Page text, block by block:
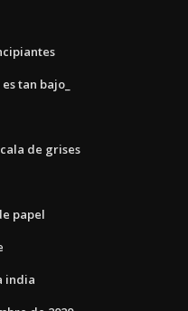
tan bajo_
de grises
papel
india